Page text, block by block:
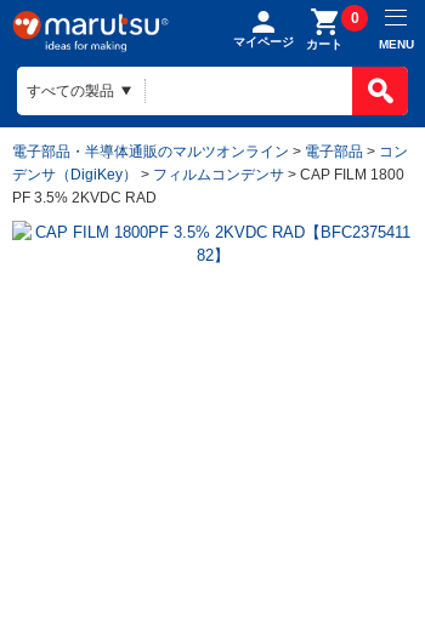
マイページ カート
0
MENU
電子部品・半導体通販のマルツオンライン > 電子部品 > コン
デンサ（DigiKey）
> フィルムコンデンサ > CAP FILM 1800
PF 3.5% 2KVDC RAD